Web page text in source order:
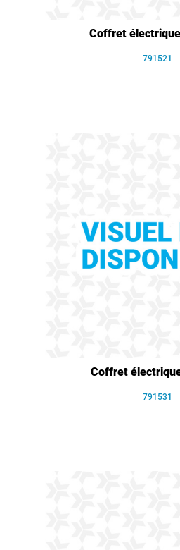
Coffret
791521
Coffret
791531